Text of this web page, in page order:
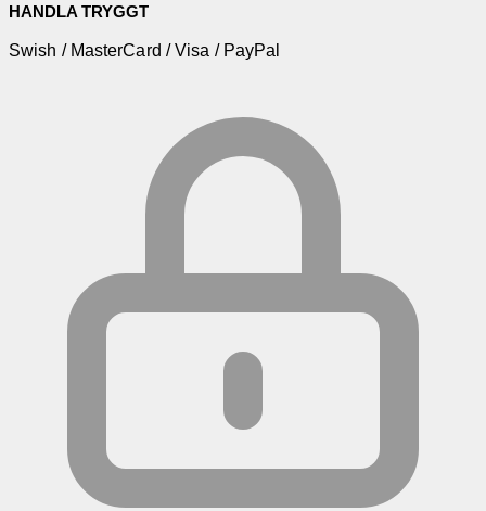
HANDLA TRYGGT
Swish / MasterCard / Visa / PayPal